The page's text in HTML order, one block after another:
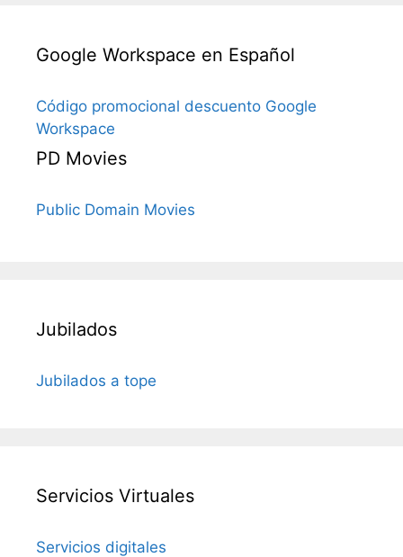
Google Workspace en Español
Código promocional descuento Google
Workspace
PD Movies
Public Domain Movies
Jubilados
Jubilados a tope
Servicios Virtuales
Servicios digitales